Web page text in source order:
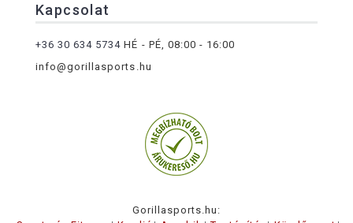
Kapcsolat
+36 30 634 5734 HÉ - PÉ, 08:00 - 16:00
info@gorillasports.hu
Gorillasports.hu: